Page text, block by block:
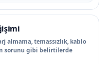
almama, temassızlık, kablo
sorunu gibi belirtilerde